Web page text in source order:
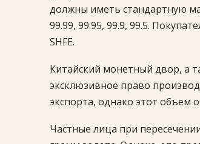
должны иметь стандартную
99.99, 99.95, 99.9, 99.5.
SHFE.
Китайский монетный двор, а
эксклюзивное право
экспорта, однако этот объем
Частные лица при